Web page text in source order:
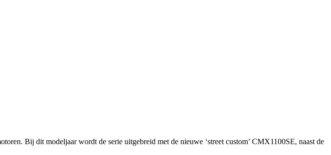
Bij dit modeljaar wordt de serie uitgebreid met de nieuwe ‘street custom’ CMX1100SE, naast de